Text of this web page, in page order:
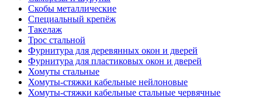
Скобы металлические
Специальный крепёж
Такелаж
Трос стальной
Фурнитура для деревянных окон и дверей
Фурнитура для пластиковых окон и дверей
Хомуты стальные
Хомуты-стяжки кабельные нейлоновые
Хомуты-стяжки кабельные стальные червячные